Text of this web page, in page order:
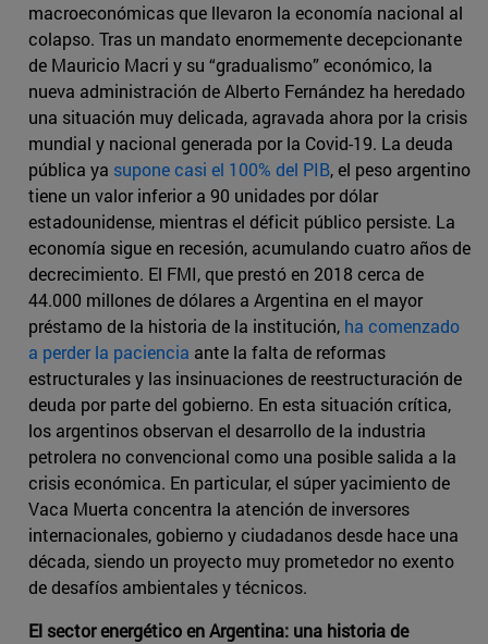
macroeconómicas que llevaron la economía nacional al
colapso. Tras un mandato enormemente decepcionante
de Mauricio Macri y su “gradualismo” económico, la
nueva administración de Alberto Fernández ha heredado
una situación muy delicada, agravada ahora por la crisis
mundial y nacional generada por la Covid-19. La deuda
pública ya supone casi el 100% del PIB, el peso argentino
tiene un valor inferior a 90 unidades por dólar
estadounidense, mientras el déficit público persiste. La
economía sigue en recesión, acumulando cuatro años de
decrecimiento. El FMI, que prestó en 2018 cerca de
44.000 millones de dólares a Argentina en el mayor
préstamo de la historia de la institución, ha comenzado
a perder la paciencia ante la falta de reformas
estructurales y las insinuaciones de reestructuración de
deuda por parte del gobierno. En esta situación crítica,
los argentinos observan el desarrollo de la industria
petrolera no convencional como una posible salida a la
crisis económica. En particular, el súper yacimiento de
Vaca Muerta concentra la atención de inversores
internacionales, gobierno y ciudadanos desde hace una
década, siendo un proyecto muy prometedor no exento
de desafíos ambientales y técnicos.
El sector energético en Argentina: una historia de